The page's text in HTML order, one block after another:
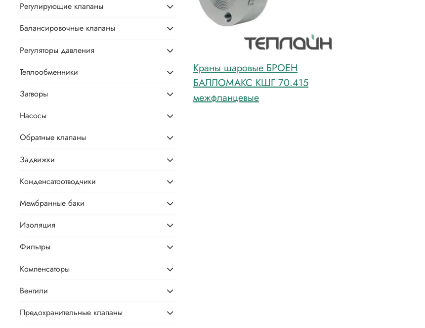
Краны шаровые БРОЕН
БАЛЛОМАКС КШГ 70.415
межфланцевые
Регулирующие клапаны
Балансировочные клапаны
Регуляторы давления
Теплообменники
Затворы
Насосы
Обратные клапаны
Задвижки
Конденсатоотводчики
Мембранные баки
Изоляция
Фильтры
Компенсаторы
Вентили
Предохранительные клапаны